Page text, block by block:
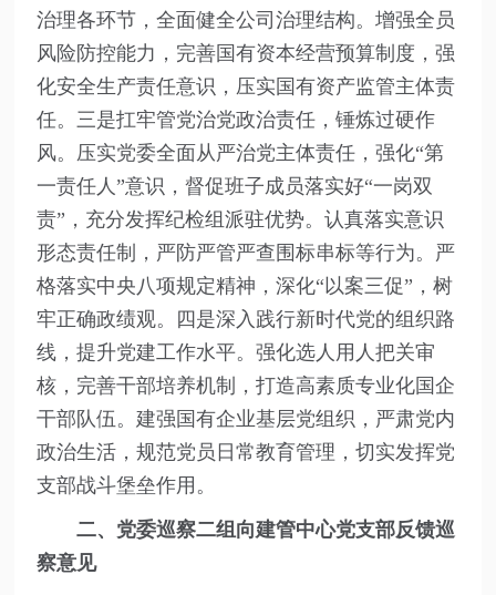
治理各环节，全面健全公司治理结构。增强全员
风险防控能力，完善国有资本经营预算制度，强
化安全生产责任意识，压实国有资产监管主体责
任。三是扛牢管党治党政治责任，锤炼过硬作
风。压实党委全面从严治党主体责任，强化“第
一责任人”意识，督促班子成员落实好“一岗双
责”，充分发挥纪检组派驻优势。认真落实意识
形态责任制，严防严管严查围标串标等行为。严
格落实中央八项规定精神，深化“以案三促”，树
牢正确政绩观。四是深入践行新时代党的组织路
线，提升党建工作水平。强化选人用人把关审
核，完善干部培养机制，打造高素质专业化国企
干部队伍。建强国有企业基层党组织，严肃党内
政治生活，规范党员日常教育管理，切实发挥党
支部战斗堡垒作用。
二、党委巡察二组向建管中心党支部反馈巡
察意见